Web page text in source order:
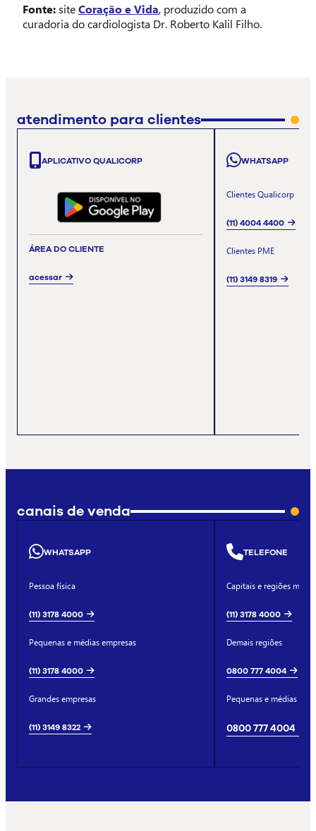
Fonte:siteCoração e Vida, produzido com a
curadoria do cardiologista Dr. Roberto Kalil Filho.
atendimento para clientes
APLICATIVO QUALICORP
ÁREA DO CLIENTE
acessar
WHATSAPP
Clientes Qualicorp
(11) 4004 4400
Clientes PME
(11) 3149 8319
canais de venda
WHATSAPP
Pessoa física
(11) 3178 4000
Pequenas e médias empresas
(11) 3178 4000
Grandes empresas
(11) 3149 8322
TELEFONE
Capitais e regiões
(11) 3178 4000
Demais regiões
0800 777 4004
Pequenas e médias
0800 777 4004